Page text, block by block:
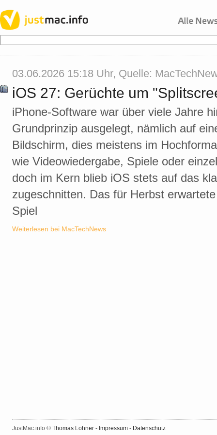
03.06.2026 15:18 Uhr, Quelle:
iOS 27: Gerüchte um
iPhone-Software war über viele Jahre
Grundprinzip ausgelegt, nämlich auf
Bildschirm, dies meistens im
wie Videowiedergabe, Spiele oder
doch im Kern blieb iOS stets auf das
zugeschnitten. Das für Herbst
Spiel
Weiterlesen bei MacTechNews
JustMac.info © Thomas Lohner - Impressum - Datenschutz